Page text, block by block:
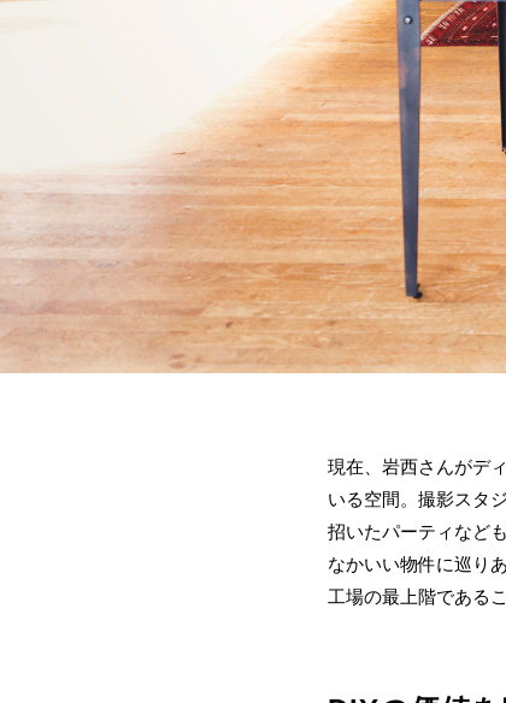
現在、岩西さんがデ
いる空間。撮影スタ
招いたパーティなど
なかいい物件に巡り
工場の最上階である